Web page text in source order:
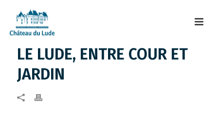
LE LUDE, ENTRE COUR ET
JARDIN